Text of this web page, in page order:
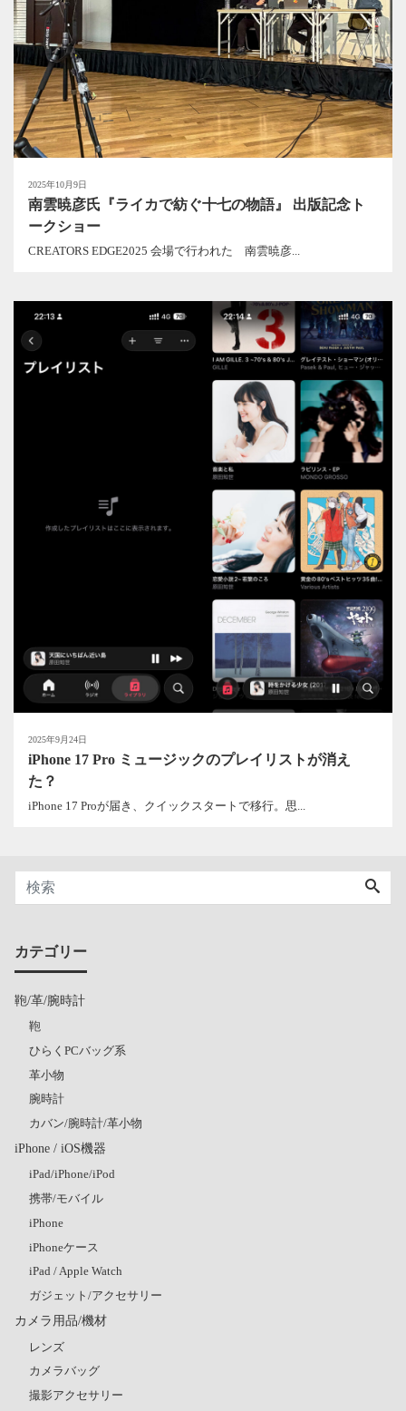
2025年10月9日
南雲暁彦氏『ライカで紡ぐ十七の物語』 出版記念ト
ークショー
CREATORS EDGE2025 会場で行われた 南雲暁彦...
2025年9月24日
iPhone 17 Pro ミュージックのプレイリストが消え
た？
iPhone 17 Proが届き、クイックスタートで移行。思...
カテゴリー
鞄/革/腕時計
鞄
ひらくPCバッグ系
革小物
腕時計
カバン/腕時計/革小物
iPhone / iOS機器
iPad/iPhone/iPod
携帯/モバイル
iPhone
iPhoneケース
iPad / Apple Watch
ガジェット/アクセサリー
カメラ用品/機材
レンズ
カメラバッグ
撮影アクセサリー